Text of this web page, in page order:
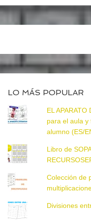
LO MÁS POPULAR
EL
para el aula y
alumno (ES/
Libro de
Colección de
Divisiones